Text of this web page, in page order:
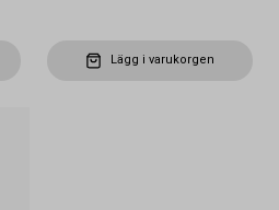
Lägg i varukorgen